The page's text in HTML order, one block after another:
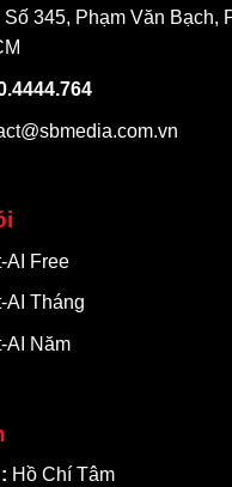
Số 345, Phạm Văn Bạch,
AI Free
AI Tháng
AI Năm
Hồ Chí Tâm